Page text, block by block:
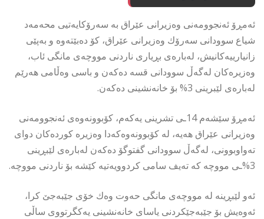
ئەمڕۆ ئەنجوومەنی وەزیرانی عێراق بە سەرۆكایەتیی محەمەد
شیاع سوودانی سەرۆك وەزیرانی عێراق، كۆ دەبێتەوە و بەپێی
زانیارییەكانیش، لەبارەی بڕیاری ناردنی مووچەی مانگی ئاب،
وەزیرەكان لەگەڵ سوودانی قسە دەكەن و باسی وەڵامی هەرێم
لەبارەی لێبرینی 3% بۆ خانەنشینی دەكەن.
ئەمڕۆ سێشەم 14ـی تشرینی یەكەم، كۆبوونەوەی ئەنجوومەنی
وەزیرانی عێراق هەیە، لە كۆبوونەوەكەدا وەزیرە كوردەكان دوای
تەواوبوونی، لەگەڵ سوودانی گفتوگۆ دەكەن لەبارەی لێبڕینی
3%ـی مووچە كە تەیف سامی كردوویەتیە كێشە بۆ ناردنی مووچە.
ئەو لێبڕینە لە مووچەی مانگی حەوت وەك خۆی جێبەجێ كرا،
ئەوەیش بۆ جێبەجێكردنی یاسای خانەنشینی یەكگرتووی ساڵی